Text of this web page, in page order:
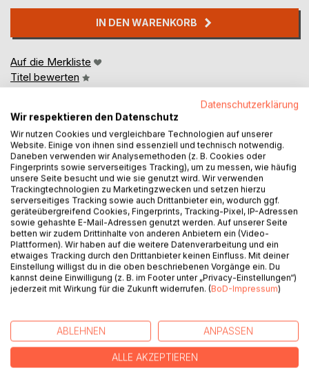
IN DEN WARENKORB
Auf die Merkliste
Titel bewerten
BESCHREIBUNG
Dinkel ist nahrhaft und gesund!
Lassen Sie sich durch die vielen einfachen Rezepte für
eine Ernährung mit diesem wertvollen Getreide inspirieren.
Tun Sie sich und Ihrem Körper einfach etwas Gutes.
Es lohnt sich!
AUTOR/IN
Datenschutzerklärung
Wir respektieren den Datenschutz
Wir nutzen Cookies und vergleichbare Technologien auf unserer
Website. Einige von ihnen sind essenziell und technisch notwendig.
Daneben verwenden wir Analysemethoden (z. B. Cookies oder
Fingerprints sowie serverseitiges Tracking), um zu messen, wie häufig
unsere Seite besucht und wie sie genutzt wird. Wir verwenden
Trackingtechnologien zu Marketingzwecken und setzen hierzu
serverseitiges Tracking sowie auch Drittanbieter ein, wodurch ggf.
geräteübergreifend Cookies, Fingerprints, Tracking-Pixel, IP-Adressen
sowie gehashte E-Mail-Adressen genutzt werden. Auf unserer Seite
betten wir zudem Drittinhalte von anderen Anbietern ein (Video-
Plattformen). Wir haben auf die weitere Datenverarbeitung und ein
etwaiges Tracking durch den Drittanbieter keinen Einfluss. Mit deiner
Einstellung willigst du in die oben beschriebenen Vorgänge ein. Du
kannst deine Einwilligung (z. B. im Footer unter „Privacy-Einstellungen“)
jederzeit mit Wirkung für die Zukunft widerrufen. (BoD-Impressum)
ABLEHNEN ANPASSEN
ALLE AKZEPTIEREN